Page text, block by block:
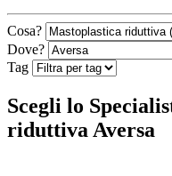
Cosa?
Dove?
Tag
Scegli lo
riduttiva Aversa